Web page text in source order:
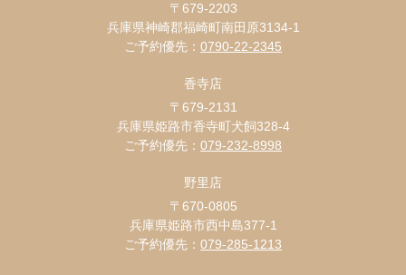
〒679-2203
兵庫県神崎郡福崎町南田原3134-1
ご予約優先： 0790-22-2345
香寺店
〒679-2131
兵庫県姫路市香寺町犬飼328-4
ご予約優先： 079-232-8998
野里店
〒670-0805
兵庫県姫路市西中島377-1
ご予約優先： 079-285-1213